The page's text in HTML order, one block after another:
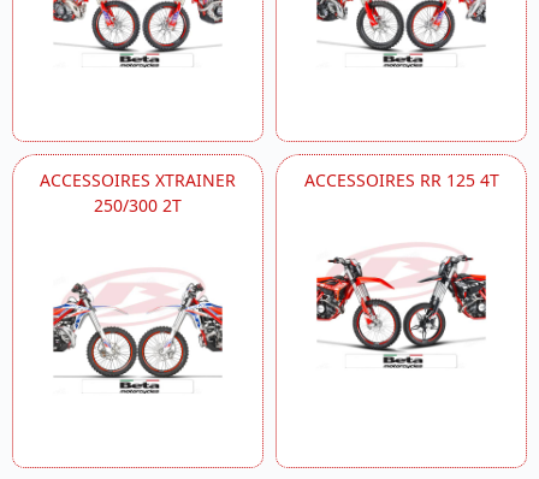
ACCESSOIRES XTRAINER
250/300 2T
ACCESSOIRES RR 125 4T